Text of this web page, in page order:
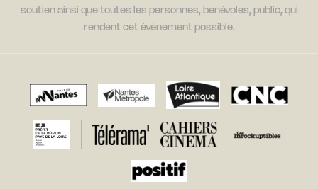
soutien ainsi que toutes les personnes, bénévoles, public, qui
rendent cet évènement possible.